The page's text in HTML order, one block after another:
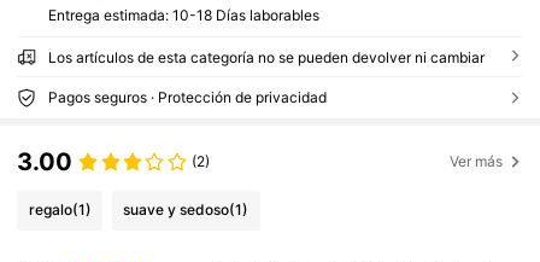
Entrega estimada: 10-18 Días laborables
Los artículos de esta categoría no se pueden devolver ni cambiar
Pagos seguros · Protección de privacidad
3.00 (2) Ver más
regalo(1) suave y sedoso(1)